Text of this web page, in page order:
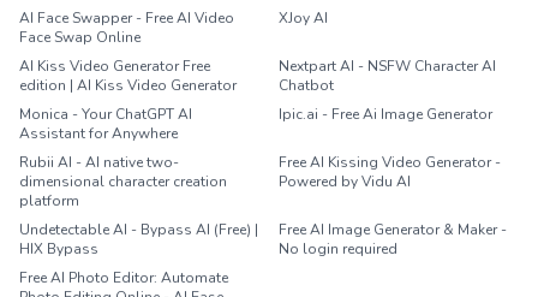
AI Face Swapper - Free AI Video
Face Swap Online
XJoy AI
AI Kiss Video Generator Free
edition | AI Kiss Video Generator
Nextpart AI - NSFW Character AI
Chatbot
Monica - Your ChatGPT AI
Assistant for Anywhere
Ipic.ai - Free Ai Image Generator
Rubii AI - AI native two-
dimensional character creation
platform
Free AI Kissing Video Generator -
Powered by Vidu AI
Undetectable AI - Bypass AI (Free) |
HIX Bypass
Free AI Image Generator & Maker -
No login required
Free AI Photo Editor: Automate